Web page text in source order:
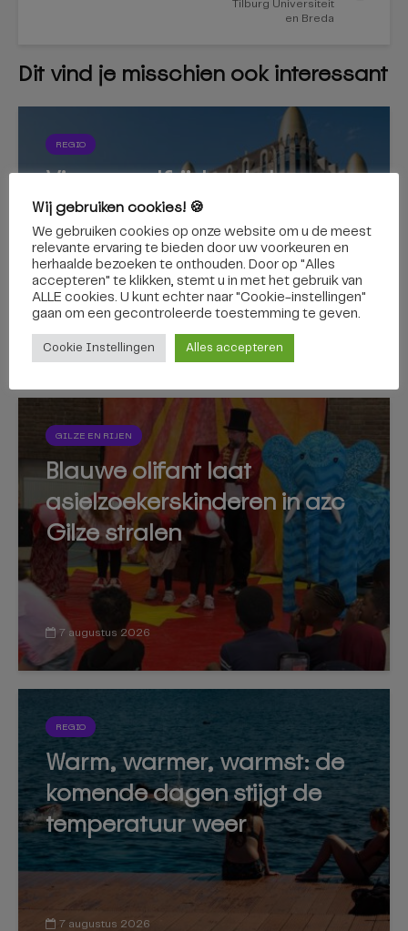
Tilburg Universiteit
en Breda
Dit vind je misschien ook interessant
REGIO
Via een zelfrijdende bus
naar de Efteling? Binnenkort
kan het
7 augustus 2026
GILZE EN RIJEN
Blauwe olifant laat
asielzoekerskinderen in azc
Gilze stralen
7 augustus 2026
REGIO
Warm, warmer, warmst: de
komende dagen stijgt de
temperatuur weer
7 augustus 2026
Wij gebruiken cookies! 🍪
We gebruiken cookies op onze website om u de meest
relevante ervaring te bieden door uw voorkeuren en
herhaalde bezoeken te onthouden. Door op "Alles
accepteren" te klikken, stemt u in met het gebruik van
ALLE cookies. U kunt echter naar "Cookie-instellingen"
gaan om een ​​gecontroleerde toestemming te geven.
Cookie Instellingen Alles accepteren